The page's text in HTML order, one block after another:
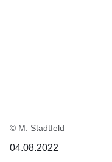
© M. Stadtfeld
04.08.2022